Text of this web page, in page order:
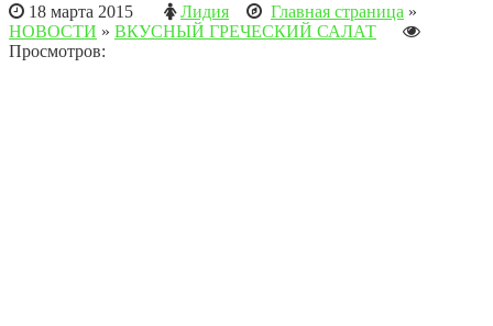
18 марта 2015 Лидия Главная страница »
НОВОСТИ » ВКУСНЫЙ ГРЕЧЕСКИЙ САЛАТ
Просмотров: